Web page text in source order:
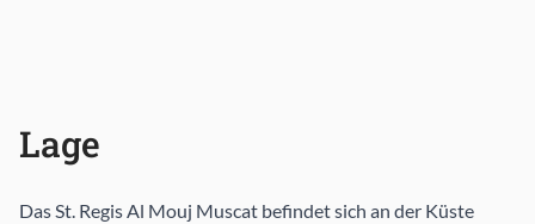
Lage
Das St. Regis Al Mouj Muscat befindet sich an der Küste